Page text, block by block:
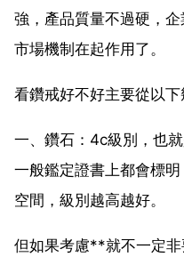
強，產品質量不過硬，
市場機制在起作用了。
看鑽戒好不好主要從以下
一、鑽石：4c級別，也
一般鑑定證書上都會標
空間，級別越高越好。
但如果考慮**就不一定